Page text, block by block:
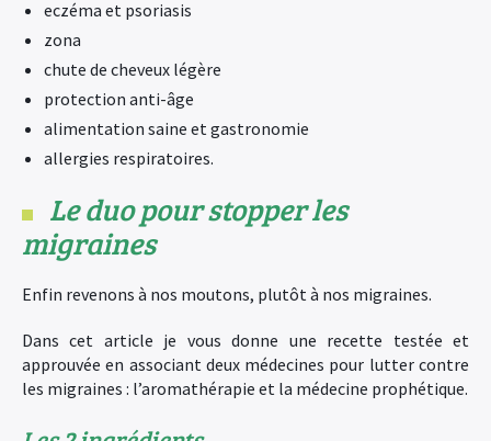
eczéma et psoriasis
zona
chute de cheveux légère
protection anti-âge
alimentation saine et gastronomie
allergies respiratoires.
Le duo pour stopper les
migraines
Enfin revenons à nos moutons, plutôt à nos migraines.
Dans cet article je vous donne une recette testée et
approuvée en associant deux médecines pour lutter contre
les migraines : l’aromathérapie et la médecine prophétique.